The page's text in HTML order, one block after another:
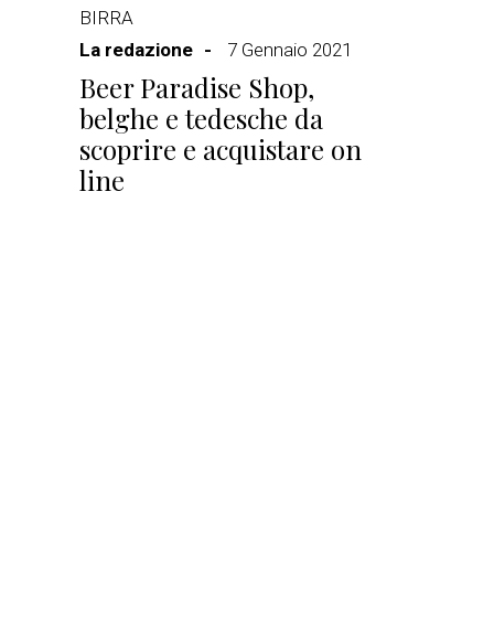
BIRRA
La redazione
7 Gennaio 2021
Beer Paradise Shop,
belghe e tedesche da
scoprire e acquistare on
line